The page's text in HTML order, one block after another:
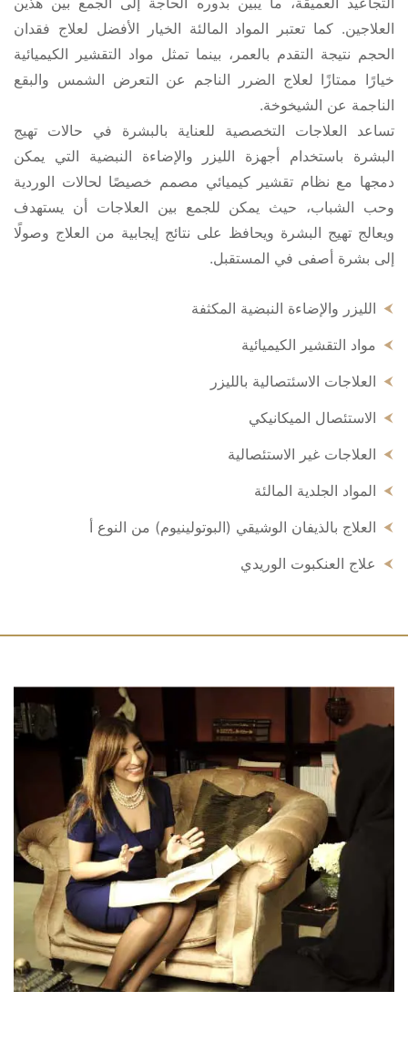
العلاجين. كما تعتبر المواد المالئة الخيار الأفضل لعلاج فقدان
الحجم نتيجة التقدم بالعمر، بينما تمثل مواد التقشير الكيميائية
خيارًا ممتازًا لعلاج الضرر الناجم عن التعرض الشمس والبقع
الناجمة عن الشيخوخة.
تساعد العلاجات التخصصية للعناية بالبشرة في حالات تهيج
البشرة باستخدام أجهزة الليزر والإضاءة النبضية التي يمكن
دمجها مع نظام تقشير كيميائي مصمم خصيصًا لحالات الوردية
وحب الشباب، حيث يمكن للجمع بين العلاجات أن يستهدف
ويعالج تهيج البشرة ويحافظ على نتائج إيجابية من العلاج وصولًا
إلى بشرة أصفى في المستقبل.
الليزر والإضاءة النبضية المكثفة
مواد التقشير الكيميائية
العلاجات الاسئتصالية بالليزر
الاستئصال الميكانيكي
العلاجات غير الاستئصالية
المواد الجلدية المالئة
العلاج بالذيفان الوشيقي (البوتولينيوم) من النوع أ
علاج العنكبوت الوريدي